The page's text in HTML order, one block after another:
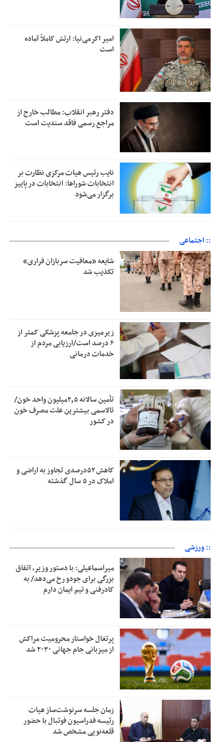
امیر اکرمی‌نیا: ارتش کاملاً آماده
است
دفتر رهبر انقلاب: مطالب خارج از
مراجع رسمی فاقد سندیت است
نایب رئیس هیات مرکزی نظارت بر
انتخابات شوراها: انتخابات در پاییز
برگزار می‌شود
:: اجتماعی
شایعه «معافیت سربازان فراری»
تکذیب شد
زیرمیزی در جامعه پزشکی کمتر از
۶ درصد است/ارزیابی مردم از
خدمات درمانی
تأمین سالانه ۲٫۵میلیون واحد خون/
تالاسمی بیشترین علت مصرف‌ خون
در کشور
کاهش ۵۲درصدی تجاوز به اراضی و
املاک در ۵ سال گذشته
:: ورزشی
میراسماعیلی: با دستور وزیر، اتفاق
بزرگی برای جودو رخ می‌دهد/ به
کادرفنی و تیم ایمان دارم
پرتغال خواستار محرومیت مراکش
از میزبانی جام جهانی ۲۰۳۰ شد
زمان جلسه سرنوشت‌ساز هیات
رئیسه فدراسیون فوتبال با حضور
قلعه‌نویی مشخص شد